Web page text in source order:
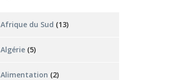
Afrique du Sud (13)
Algérie (5)
Alimentation (2)